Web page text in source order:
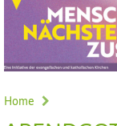
Home